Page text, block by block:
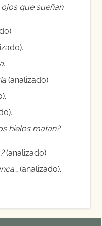
que sueñan
.
(analizado).
hielos matan?
(analizado).
(analizado).